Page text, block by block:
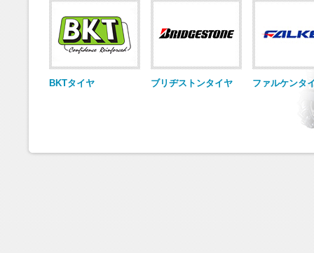
BKTタイヤ ブリヂストンタイヤ ファルケンタ